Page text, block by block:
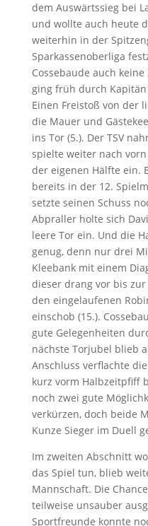
dem Auswärtssieg bei
und wollte auch heute
weiterhin in der
Sparkassenoberliga
Cossebaude auch
ging früh durch
Einen Freistoß von der
die Mauer und
ins Tor (5.). Der TSV
spielte weiter nach
der eigenen Hälfte ein.
bereits in der 12.
setzte seinen Schuss
Abpraller holte sich
leere Tor ein. Und die
genug, denn nur drei
Kleebank mit einem
dieser drang vor bis
den eingelaufenen
einschob (15.).
gute Gelegenheiten
nächste Torjubel blieb
Anschluss verflachte
kurz vorm Halbzeitpfiff
noch zwei gute
verkürzen, doch beide
Kunze Sieger im Duell
Im zweiten Abschnitt
das Spiel tun, blieb
Mannschaft. Die
teilweise unsauber
Sportfreunde konnte